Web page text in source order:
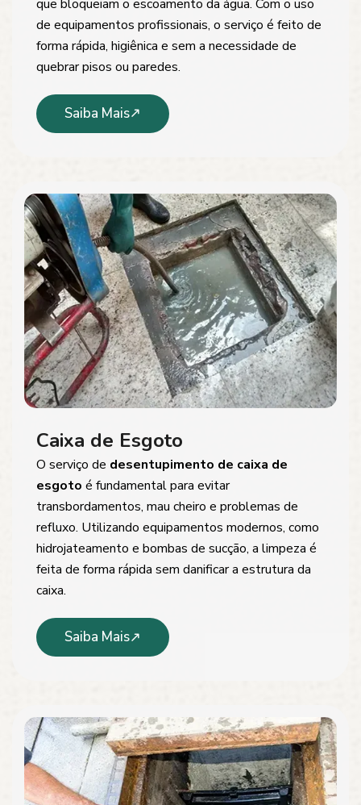
que bloqueiam o escoamento da água. Com o uso
de equipamentos profissionais, o serviço é feito de
forma rápida, higiênica e sem a necessidade de
quebrar pisos ou paredes.
Saiba Mais
Caixa de Esgoto
O serviço de desentupimento de caixa de
esgoto é fundamental para evitar
transbordamentos, mau cheiro e problemas de
refluxo. Utilizando equipamentos modernos, como
hidrojateamento e bombas de sucção, a limpeza é
feita de forma rápida sem danificar a estrutura da
caixa.
Saiba Mais